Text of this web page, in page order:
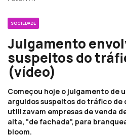
SOCIEDADE
Julgamento
suspeitos do
(vídeo)
Começou hoje o julgamento de
arguidos suspeitos do tráfico de
utilizavam empresas de venda
alta, "de fachada", para
bloom.